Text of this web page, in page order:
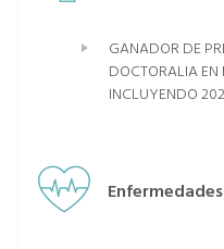
GANADOR DE
DOCTORALIA
INCLUYENDO